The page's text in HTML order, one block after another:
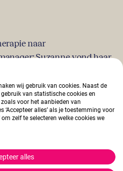
naar
Suzanne vond haar
Plus
Petra
wij gebruik van cookies. Naast de
van statistische cookies en
voor het aanbieden van
‘Accepteer alles’ als je toestemming voor
zelf te selecteren welke cookies we
alles